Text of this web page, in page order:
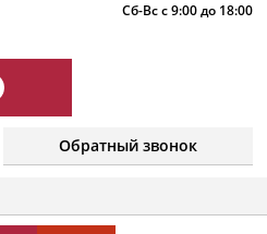
Сб-Вс с 9:00 до 18:00
Обратный звонок